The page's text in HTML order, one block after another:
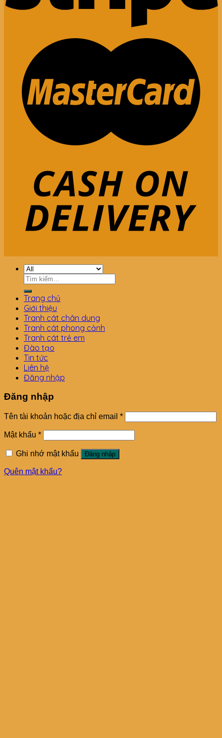
Tìm
kiếm:
Trang chủ
Giới thiệu
Tranh cát chân dung
Tranh cát phong cảnh
Tranh cát trẻ em
Đào tạo
Tin tức
Liên hệ
Đăng nhập
Đăng nhập
Tên tài khoản hoặc địa chỉ email *
Mật khẩu *
Ghi nhớ mật khẩu Đăng nhập
Quên mật khẩu?